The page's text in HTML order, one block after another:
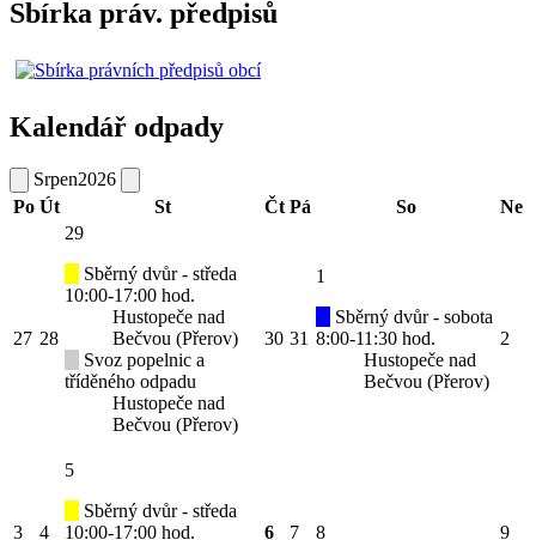
Sbírka práv. předpisů
Kalendář odpady
Srpen2026
Po Út St Čt Pá So Ne
27 28
29
Sběrný dvůr - středa
10:00-17:00 hod.
Hustopeče nad
Bečvou (Přerov)
Svoz popelnic a
tříděného odpadu
Hustopeče nad
Bečvou (Přerov)
30 31
1
Sběrný dvůr - sobota
8:00-11:30 hod.
Hustopeče nad
Bečvou (Přerov)
2
3 4
5
Sběrný dvůr - středa
10:00-17:00 hod.
6 7 8 9